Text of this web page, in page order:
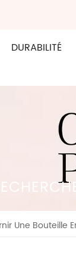
DURABILITÉ
Une Bouteille